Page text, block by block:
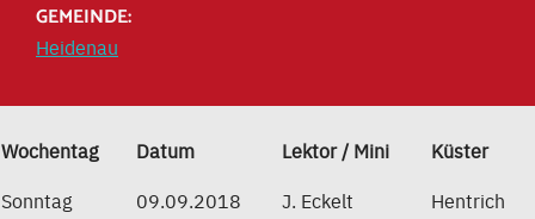
GEMEINDE:
Heidenau
Wochentag Datum Lektor / Mini
Küster
Sonntag
09.09.2018 J. Eckelt
Hentrich